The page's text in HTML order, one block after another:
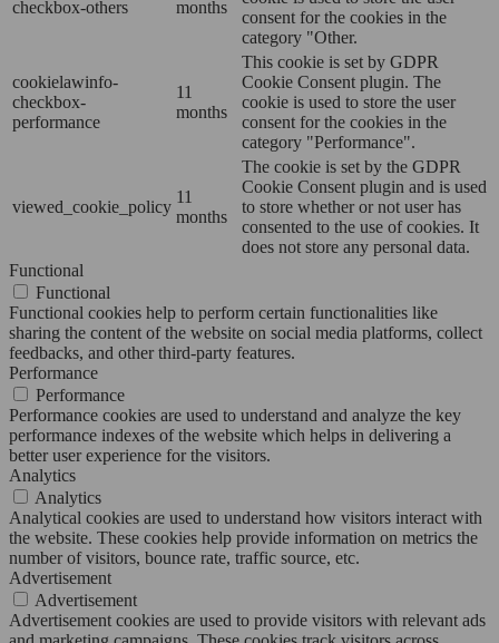
checkbox-others
months
consent for the cookies in the
category "Other.
cookielawinfo-
checkbox-
performance
11
months
This cookie is set by GDPR
Cookie Consent plugin. The
cookie is used to store the user
consent for the cookies in the
category "Performance".
viewed_cookie_policy
11
months
The cookie is set by the GDPR
Cookie Consent plugin and is used
to store whether or not user has
consented to the use of cookies. It
does not store any personal data.
Functional
Functional
Functional cookies help to perform certain functionalities like
sharing the content of the website on social media platforms, collect
feedbacks, and other third-party features.
Performance
Performance
Performance cookies are used to understand and analyze the key
performance indexes of the website which helps in delivering a
better user experience for the visitors.
Analytics
Analytics
Analytical cookies are used to understand how visitors interact with
the website. These cookies help provide information on metrics the
number of visitors, bounce rate, traffic source, etc.
Advertisement
Advertisement
Advertisement cookies are used to provide visitors with relevant ads